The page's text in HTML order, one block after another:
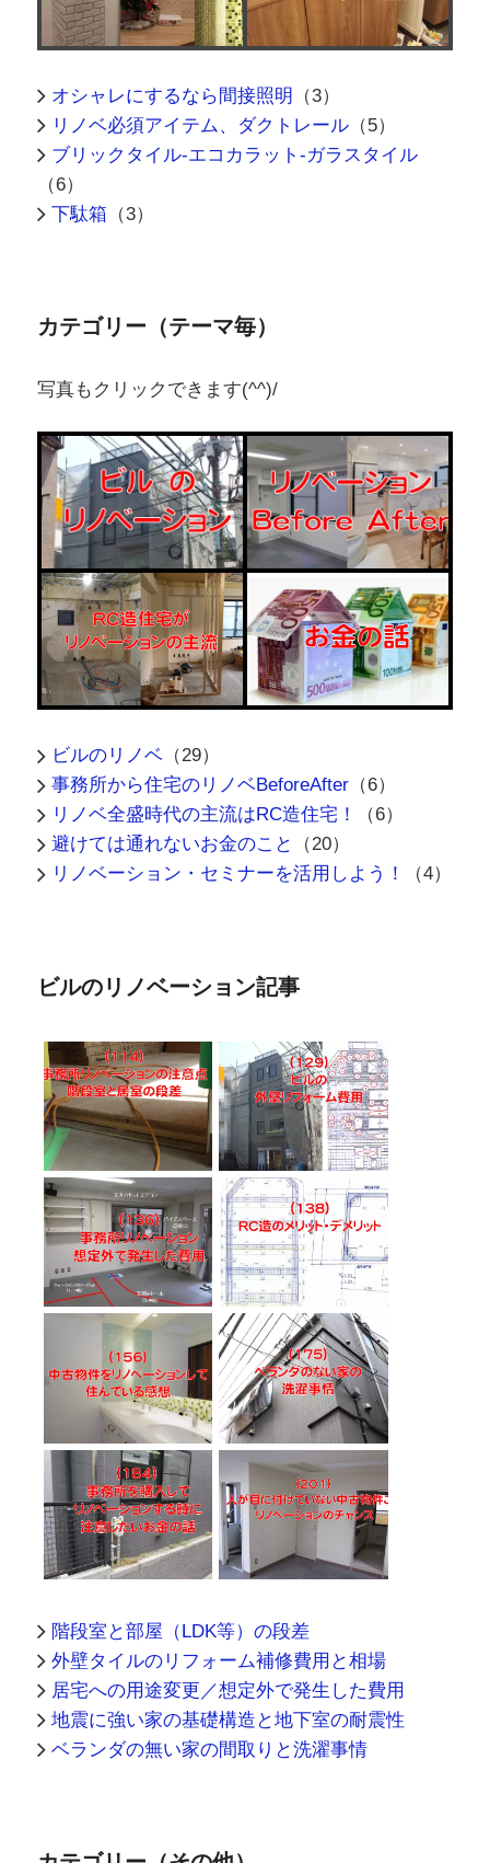
（6）
下駄箱（3）
カテゴリー（テーマ毎）
写真もクリックできます(^^)/
ビルのリノベ（29）
事務所から住宅のリノベBeforeAfter（6）
リノベ全盛時代の主流はRC造住宅！（6）
避けては通れないお金のこと（20）
リノベーション・セミナーを活用しよう！（4）
ビルのリノベーション記事
階段室と部屋（LDK等）の段差
外壁タイルのリフォーム補修費用と相場
居宅への用途変更／想定外で発生した費用
地震に強い家の基礎構造と地下室の耐震性
ベランダの無い家の間取りと洗濯事情
カテゴリー（その他）
間取り（4）